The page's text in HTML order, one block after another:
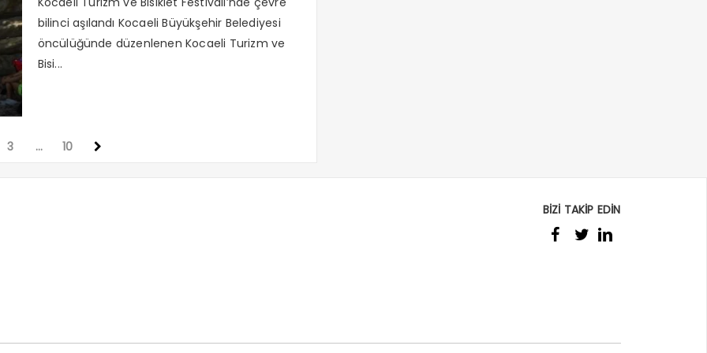
bilinci aşılandı Kocaeli Büyükşehir Belediyesi
öncülüğünde düzenlenen Kocaeli Turizm ve
Bisi...
3 … 10
BİZİ TAKİP EDİN